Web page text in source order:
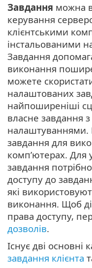
Завдання можна
керування
клієнтськими
інстальованими
Завдання
виконання
можете
налаштованих
найпоширеніші
власне завдання
налаштуваннями.
завдання для
комп’ютерах. Для
завдання
доступу до
які
виконання. Щоб
права доступу,
дозволів.
Існує дві основні
завдання клієнта